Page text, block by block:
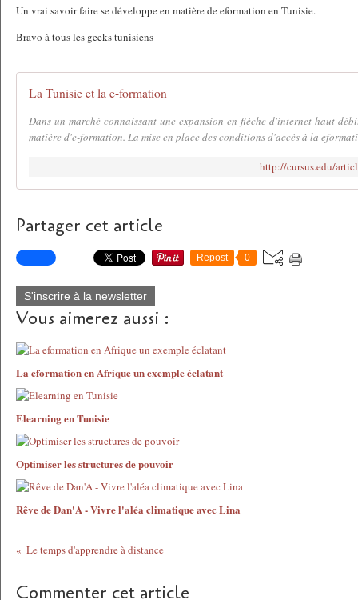
Un vrai savoir faire se développe en matière de eformation en Tunisie.
Bravo à tous les geeks tunisiens
La Tunisie et la e-formation
Dans un marché connaissant une expansion en flèche d'internet haut
matière d'e-formation. La mise en place des conditions d'accès à la
http://cursus.edu/
Partager cet article
Repost 0
S'inscrire à la newsletter
Vous aimerez aussi :
La eformation en Afrique un exemple éclatant
Elearning en Tunisie
Optimiser les structures de pouvoir
Rêve de Dan'A - Vivre l'aléa climatique avec Lina
Le temps d'apprendre à distance
Commenter cet article